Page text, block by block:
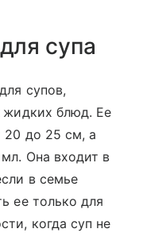
супа
супов,
жидких блюд. Ее
20 до 25 см, а
Она входит в
в семье
ее только для
когда суп не